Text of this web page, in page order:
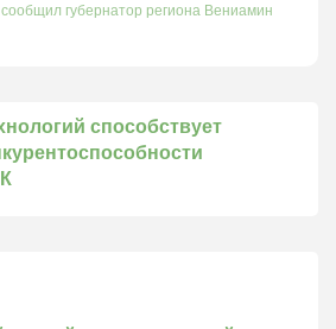
губернатор региона Вениамин
способствует